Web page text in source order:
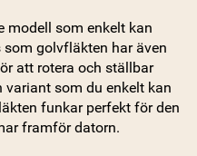
modell som enkelt kan
golvfläkten har även
att rotera och ställbar
som du enkelt kan
funkar perfekt för den
framför datorn.